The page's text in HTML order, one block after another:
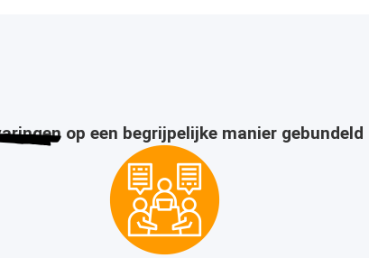
op een begrijpelijke manier gebundeld